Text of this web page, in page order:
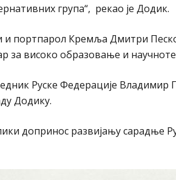
група“, рекао је Додик.
и портпарол Кремља Дмитри
за високо образовање и
Руске Федерације
Додику.
допринос развијању сарадње